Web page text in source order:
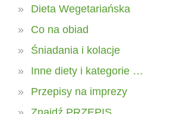
Dieta Wegetariańska
Co na obiad
Śniadania i kolacje
Inne diety i kategorie …
Przepisy na imprezy